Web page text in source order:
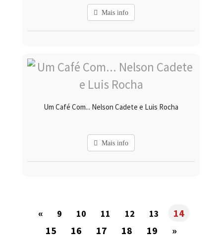
Mais info
Um Café Com... Nelson Cadete e Luis Rocha
Mais info
« 9 10 11 12 13
14
15
16 17 18 19 »